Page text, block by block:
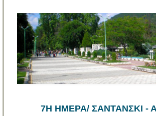
7Η ΗΜΕΡΑ/ ΣΑΝΤΑΝΣΚΙ -